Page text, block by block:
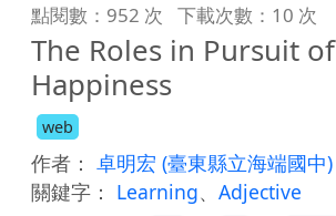
點閱數：952 次 下載次數：10 次
The Roles in Pursuit of
Happiness
web
作者： 卓明宏 (臺東縣立海端國中)
關鍵字： Learning、 Adjective